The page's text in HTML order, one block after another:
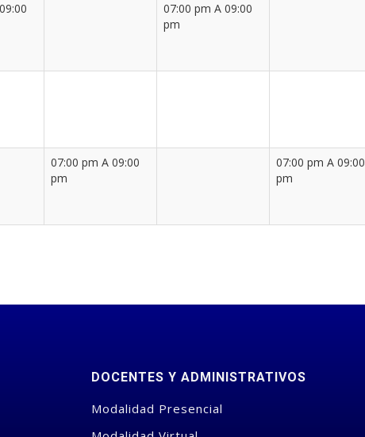
07:00 pm A 09:00
pm
07:00 pm A 09:00
pm
07:00 pm A 09:00
pm
DOCENTES Y ADMINISTRATIVOS
Modalidad Presencial